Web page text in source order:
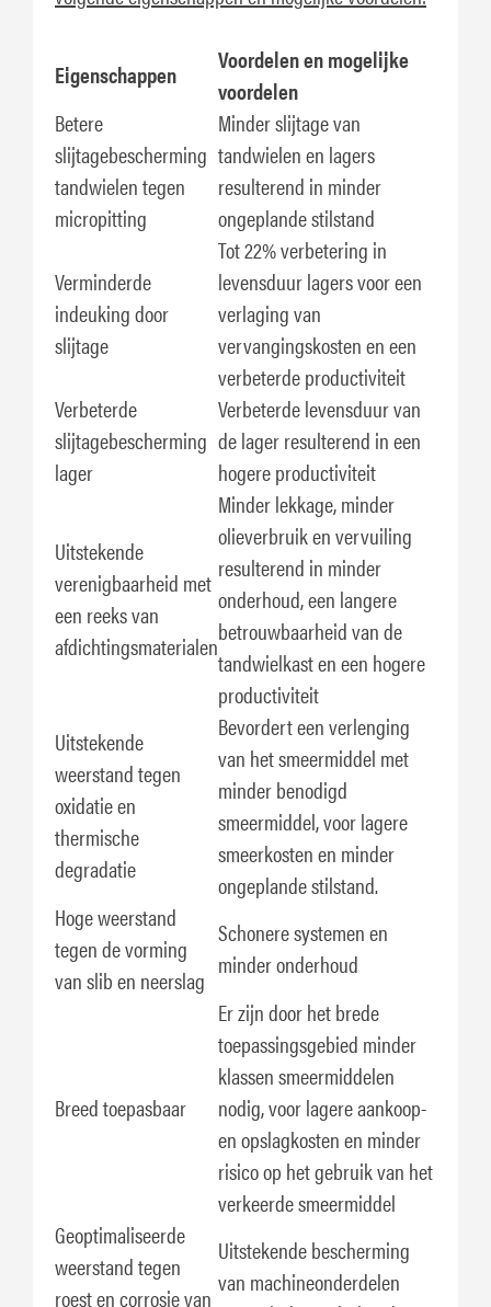
Eigenschappen
Voordelen en mogelijke
voordelen
Betere
slijtagebescherming
tandwielen tegen
micropitting
Minder slijtage van
tandwielen en lagers
resulterend in minder
ongeplande stilstand
Verminderde
indeuking door
slijtage
Tot 22% verbetering in
levensduur lagers voor een
verlaging van
vervangingskosten en een
verbeterde productiviteit
Verbeterde
slijtagebescherming
lager
Verbeterde levensduur van
de lager resulterend in een
hogere productiviteit
Uitstekende
verenigbaarheid met
een reeks van
afdichtingsmaterialen
Minder lekkage, minder
olieverbruik en vervuiling
resulterend in minder
onderhoud, een langere
betrouwbaarheid van de
tandwielkast en een hogere
productiviteit
Uitstekende
weerstand tegen
oxidatie en
thermische
degradatie
Bevordert een verlenging
van het smeermiddel met
minder benodigd
smeermiddel, voor lagere
smeerkosten en minder
ongeplande stilstand.
Hoge weerstand
tegen de vorming
van slib en neerslag
Schonere systemen en
minder onderhoud
Breed toepasbaar
Er zijn door het brede
toepassingsgebied minder
klassen smeermiddelen
nodig, voor lagere aankoop-
en opslagkosten en minder
risico op het gebruik van het
verkeerde smeermiddel
Geoptimaliseerde
weerstand tegen
roest en corrosie van
Uitstekende bescherming
van machineonderdelen